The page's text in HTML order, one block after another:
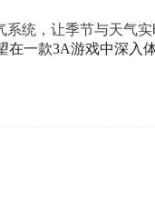
系统，让季节与天气
一款3A游戏中深入